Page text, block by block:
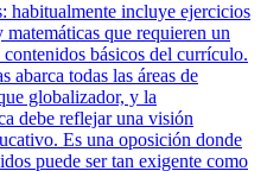
habitualmente incluye ejercicios
matemáticas que requieren un
básicos del currículo.
abarca todas las áreas de
globalizador, y la
debe reflejar una visión
Es una oposición donde
puede ser tan exigente como